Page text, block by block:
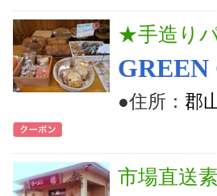
★手造り
●住所： 郡
市場直送